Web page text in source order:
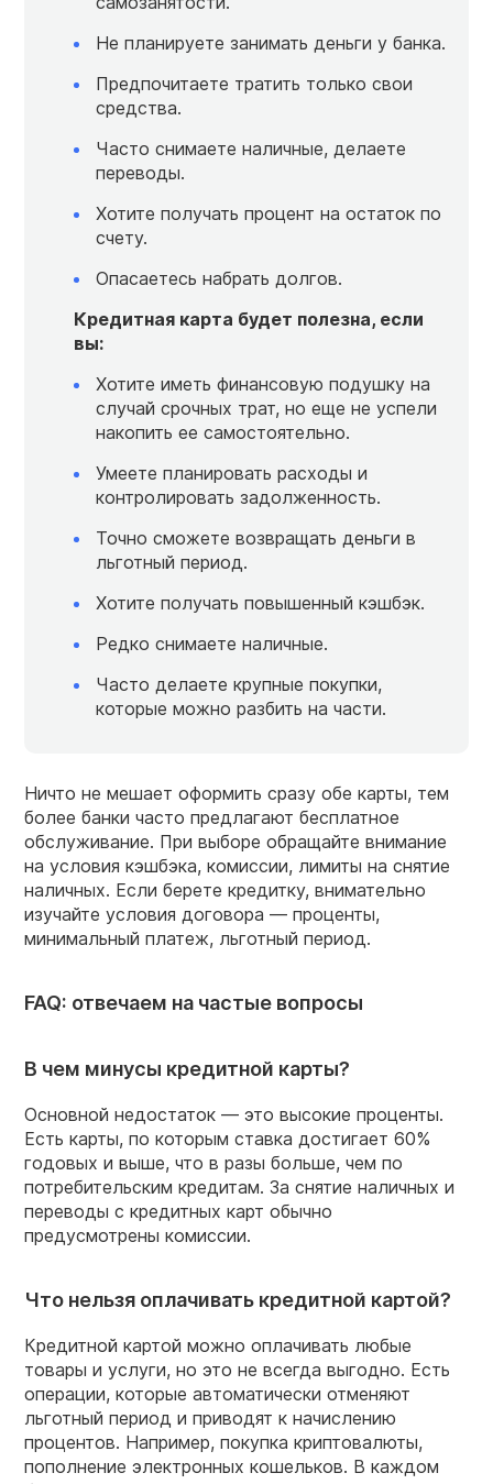
Не планируете занимать деньги у банка.
Предпочитаете тратить только свои
средства.
Часто снимаете наличные, делаете
переводы.
Хотите получать процент на остаток по
счету.
Опасаетесь набрать долгов.
Кредитная карта будет полезна, если
вы:
Хотите иметь финансовую подушку на
случай срочных трат, но еще не успели
накопить ее самостоятельно.
Умеете планировать расходы и
контролировать задолженность.
Точно сможете возвращать деньги в
льготный период.
Хотите получать повышенный кэшбэк.
Редко снимаете наличные.
Часто делаете крупные покупки,
которые можно разбить на части.
Ничто не мешает оформить сразу обе карты, тем
более банки часто предлагают бесплатное
обслуживание. При выборе обращайте внимание
на условия кэшбэка, комиссии, лимиты на снятие
наличных. Если берете кредитку, внимательно
изучайте условия договора — проценты,
минимальный платеж, льготный период.
FAQ: отвечаем на частые вопросы
В чем минусы кредитной карты?
Основной недостаток — это высокие проценты.
Есть карты, по которым ставка достигает 60%
годовых и выше, что в разы больше, чем по
потребительским кредитам. За снятие наличных и
переводы с кредитных карт обычно
предусмотрены комиссии.
Что нельзя оплачивать кредитной картой?
Кредитной картой можно оплачивать любые
товары и услуги, но это не всегда выгодно. Есть
операции, которые автоматически отменяют
льготный период и приводят к начислению
процентов. Например, покупка криптовалюты,
пополнение электронных кошельков. В каждом